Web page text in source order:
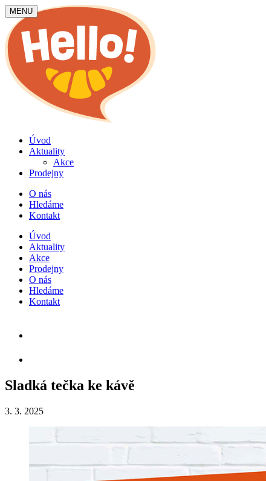
MENU
Úvod
Aktuality
Akce
Prodejny
O nás
Hledáme
Kontakt
Úvod
Aktuality
Akce
Prodejny
O nás
Hledáme
Kontakt
Sladká tečka ke kávě
3. 3. 2025